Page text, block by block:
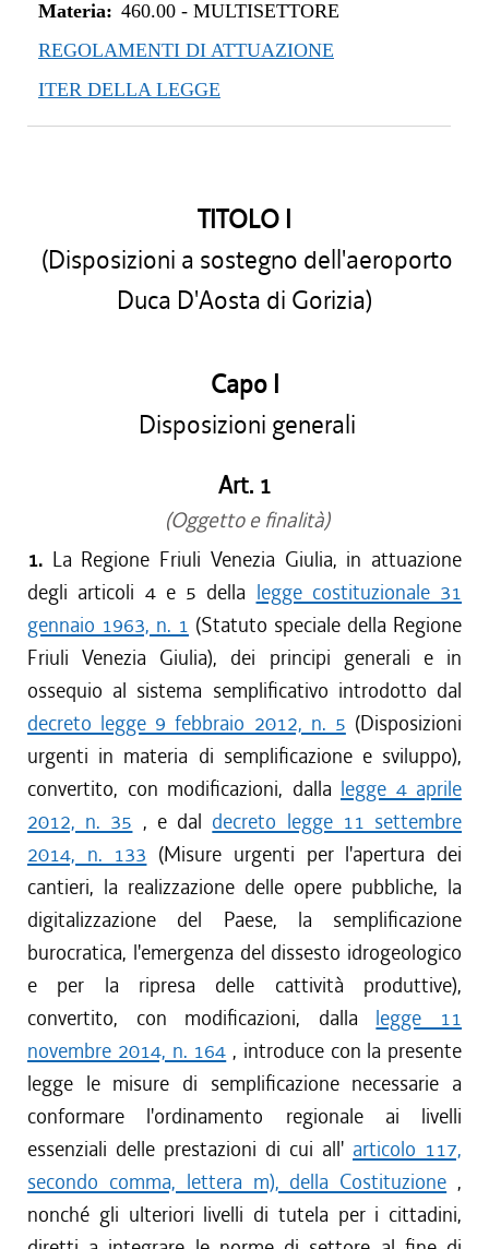
Materia: 460.00- MULTISETTORE
REGOLAMENTI DI ATTUAZIONE
ITER DELLA LEGGE
TITOLO I
(Disposizioni a sostegno dell'aeroporto
Duca D'Aosta di Gorizia)
Capo I
Disposizioni generali
Art. 1
(Oggetto e finalità)
1. La Regione Friuli Venezia Giulia, in attuazione
degli articoli 4 e 5 della legge costituzionale 31
gennaio 1963, n. 1 (Statuto speciale della Regione
Friuli Venezia Giulia), dei principi generali e in
ossequio al sistema semplificativo introdotto dal
decreto legge 9 febbraio 2012, n. 5 (Disposizioni
urgenti in materia di semplificazione e sviluppo),
convertito, con modificazioni, dalla legge 4 aprile
2012, n. 35 , e dal decreto legge 11 settembre
2014, n. 133 (Misure urgenti per l'apertura dei
cantieri, la realizzazione delle opere pubbliche, la
digitalizzazione del Paese, la semplificazione
burocratica, l'emergenza del dissesto idrogeologico
e per la ripresa delle cattività produttive),
convertito, con modificazioni, dalla legge 11
novembre 2014, n. 164 , introduce con la presente
legge le misure di semplificazione necessarie a
conformare l'ordinamento regionale ai livelli
essenziali delle prestazioni di cui all' articolo 117,
secondo comma, lettera m), della Costituzione ,
nonché gli ulteriori livelli di tutela per i cittadini,